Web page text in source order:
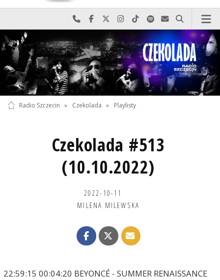
Najlepiej po prostu do nas zadzwoń
Odwiedź nas na Facebook-u
Odwiedź nas na X
Odwiedź nas na Instagram-ie
Odwiedź nas na TikTok-u
Szukaj nas na Spotify
Wyślij do nas
Szukaj
Radio Szczecin » Czekolada » Playlisty
Czekolada #513
(10.10.2022)
2022-10-11
MILENA MILEWSKA
22:59:15 00:04:20 BEYONCÉ - SUMMER RENAISSANCE